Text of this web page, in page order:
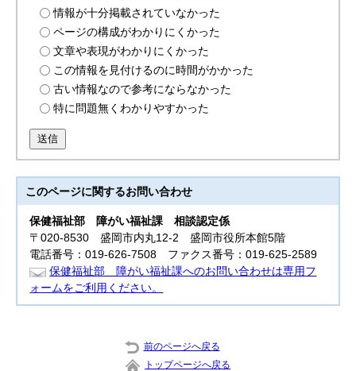
情報が十分掲載されていなかった
ページの構成がわかりにくかった
文章や表現がわかりにくかった
この情報を見付けるのに時間がかかった
古い情報なので参考にならなかった
特に問題無くわかりやすかった
送信
このページに関するお問い合わせ
保健福祉部
障がい福祉課 相談認定係
〒020-8530 盛岡市内丸12-2 盛岡市役所本館5階
電話番号：019-626-7508 ファクス番号：019-625-2589
保健福祉部 障がい福祉課へのお問い合わせは専用フ
ォームをご利用ください。
前のページへ戻る
トップページへ戻る